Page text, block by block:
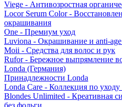
Viege - Антивозростная
Locor Serum Color -
окрашивания
One - Премиум уход
Luviona - Окрашивание и anti-
Moii - Средства для волос и рук
Rufor - Бережное выпрямление
Londa (Германия)
Принадлежности Londa
Londa Care - Коллекция по уходу
Blondes Unlimited - Креативная
без фольги